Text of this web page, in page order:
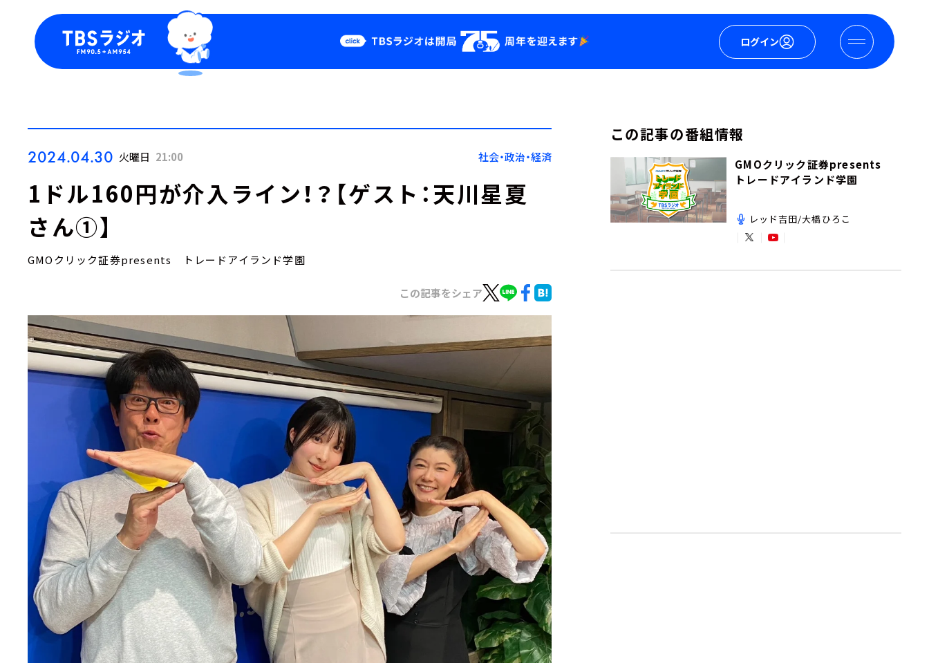
ログイン
Podcast
YouTube
会社情報
2024.04.30 火曜日 21:00 社会・政治・経済
1ドル160円が介入ライン！？【ゲスト：天川星夏
さん①】
GMOクリック証券presents トレードアイランド学園
この記事をシェア
この記事の番組情報
GMOクリック証券presents
トレードアイランド学園
レッド吉田/大橋ひろこ